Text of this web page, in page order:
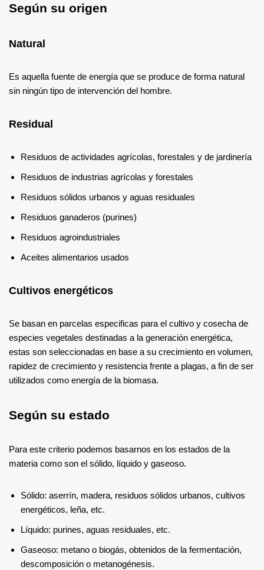
Según su origen
Natural
Es aquella fuente de energía que se produce de forma natural
sin ningún tipo de intervención del hombre.
Residual
Residuos de actividades agrícolas, forestales y de jardinería
Residuos de industrias agrícolas y forestales
Residuos sólidos urbanos y aguas residuales
Residuos ganaderos (purines)
Residuos agroindustriales
Aceites alimentarios usados
Cultivos energéticos
Se basan en parcelas especificas para el cultivo y cosecha de
especies vegetales destinadas a la generación energética,
estas son seleccionadas en base a su crecimiento en volumen,
rapidez de crecimiento y resistencia frente a plagas, a fin de ser
utilizados como energía de la biomasa.
Según su estado
Para este criterio podemos basarnos en los estados de la
materia como son el sólido, líquido y gaseoso.
Sólido: aserrín, madera, residuos sólidos urbanos, cultivos
energéticos, leña, etc.
Líquido: purines, aguas residuales, etc.
Gaseoso: metano o biogás, obtenidos de la fermentación,
descomposición o metanogénesis.